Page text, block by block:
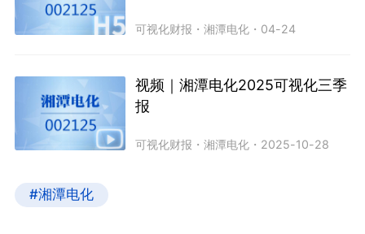
可视化财报 ・湘潭电化 ・ 04-24
视频｜湘潭电化2025可视化三季
报
可视化财报 ・湘潭电化 ・ 2025-10-28
#湘潭电化